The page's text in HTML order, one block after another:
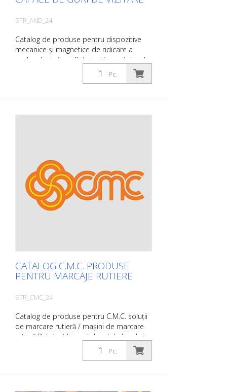
STR_AND_24
Catalog de produse pentru dispozitive
mecanice și magnetice de ridicare a
gurilor de vizitare. Puteți utiliza catalogul
la secțiunea Descărcări în limba dorită.
Dacă aveți nevoie și de catalogul cu
site-ul nostru. Aici ne puteți trimite, de
asemenea, o cerere de informații fără
caracter obligatoriu. De asemenea, puteți
comanda aceste informații despre
produs în formă tipărită. Cu toate
acestea, vă vom factura costurile de
Pc.
CATALOG C.M.C. PRODUSE
PENTRU MARCAJE RUTIERE
STR_CMC_24
Catalog de produse pentru C.M.C. soluții
de marcare rutieră / mașini de marcare
rutieră Puteți utiliza catalogul de la rubrica
Descărcări în limba dorită. Dacă aveți
nevoie și de catalogul cu prețuri (numai
Pc.